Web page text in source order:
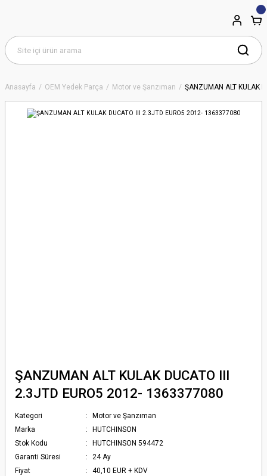
Anasayfa OEM Yedek Parça Motor ve Şanzıman ŞANZUMAN ALT KULAK
ŞANZUMAN ALT KULAK DUCATO III
2.3JTD EURO5 2012- 1363377080
Kategori
Motor ve Şanzıman
Marka
HUTCHINSON
Stok Kodu
HUTCHINSON 594472
Garanti Süresi
24 Ay
Fiyat
40,10 EUR + KDV